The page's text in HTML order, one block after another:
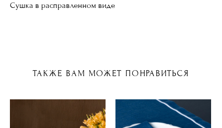
Сушка в расправленном виде
ТАКЖЕ ВАМ МОЖЕТ ПОНРАВИТЬСЯ